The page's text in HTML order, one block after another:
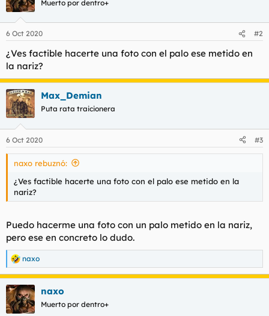
i
e
Muerto por dentro+
6 Oct 2020 #2
¿Ves factible hacerte una foto con el palo ese metido en
la nariz?
Max_Demian
Puta rata traicionera
6 Oct 2020 #3
naxo rebuznó:
¿Ves factible hacerte una foto con el palo ese metido en la
nariz?
Puedo hacerme una foto con un palo metido en la nariz,
pero ese en concreto lo dudo.
R
e
a
c
c
i
naxo
naxo
Muerto por dentro+